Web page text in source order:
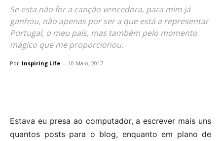
Se esta não for a canção vencedora, para mim já
ganhou, não apenas por ser a que está a representar
Portugal, o meu país, mas também pelo momento
mágico que me proporcionou.
Por Inspiring Life - 10 Maio, 2017
Estava eu presa ao computador, a escrever mais uns
quantos posts para o blog, enquanto em plano de